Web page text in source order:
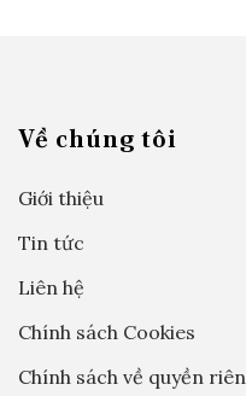
Về chúng tôi
Giới thiệu
Tin tức
Liên hệ
Chính sách Cookies
Chính sách về quyền